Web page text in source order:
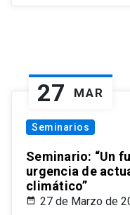
27 MAR
Seminarios
Seminario: “Un
urgencia de
climático”
27 de Marzo de